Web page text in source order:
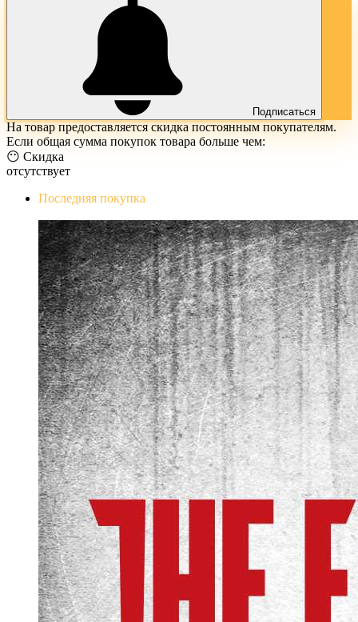
Подписаться
На товар предоставляется скидка постоянным покупателям.
Если общая сумма покупок товара больше чем:
😶 Скидка
отсутствует
Последняя покупка